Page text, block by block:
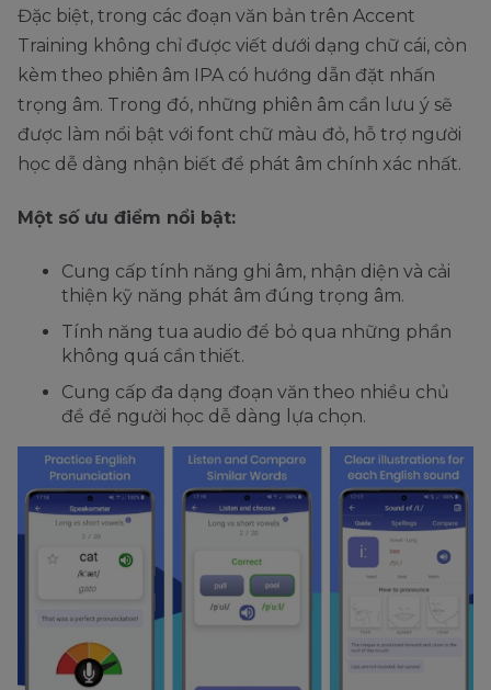
Đặc biệt, trong các đoạn văn bản trên Accent
Training không chỉ được viết dưới dạng chữ cái, còn
kèm theo phiên âm IPA có hướng dẫn đặt nhấn
trọng âm. Trong đó, những phiên âm cần lưu ý sẽ
được làm nổi bật với font chữ màu đỏ, hỗ trợ người
học dễ dàng nhận biết để phát âm chính xác nhất.
Một số ưu điểm nổi bật:
Cung cấp tính năng ghi âm, nhận diện và cải
thiện kỹ năng phát âm đúng trọng âm.
Tính năng tua audio để bỏ qua những phần
không quá cần thiết.
Cung cấp đa dạng đoạn văn theo nhiều chủ
đề để người học dễ dàng lựa chọn.